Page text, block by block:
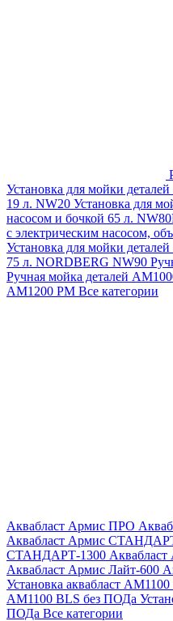
Установка для мойки
19 л. NW20 Установка для
насосом и бочкой 65 л.
с электрическим насосом,
Установка для мойки
75 л. NORDBERG NW90
Ручная мойка деталей
АМ1200 РМ Все категории
Аквабласт Армис ПРО
Аквабласт Армис
СТАНДАРТ-1300
Аквабласт Армис Лайт-600
Установка аквабласт
AM1100 BLS без ПОДа
ПОДа Все категории